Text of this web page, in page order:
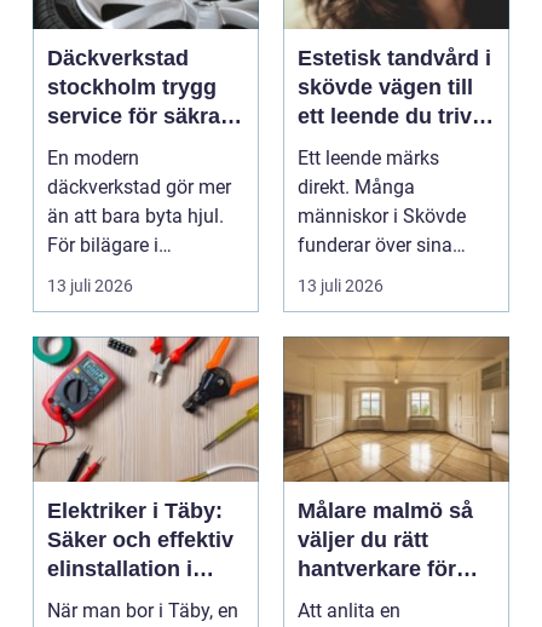
Däckverkstad
stockholm trygg
service för säkra
mil året runt
En modern
däckverkstad gör mer
än att bara byta hjul.
För bilägare i
Stockholm handlar
valet av däck...
13 juli 2026
Estetisk tandvård i
skövde vägen till
ett leende du trivs
med
Ett leende märks
direkt. Många
människor i Skövde
funderar över sina
tänder, men skjuter
upp att gör...
13 juli 2026
Elektriker i Täby:
Säker och effektiv
elinstallation i
norrort
När man bor i Täby, en
Målare malmö så
väljer du rätt
hantverkare för
hem och företag
Att anlita en